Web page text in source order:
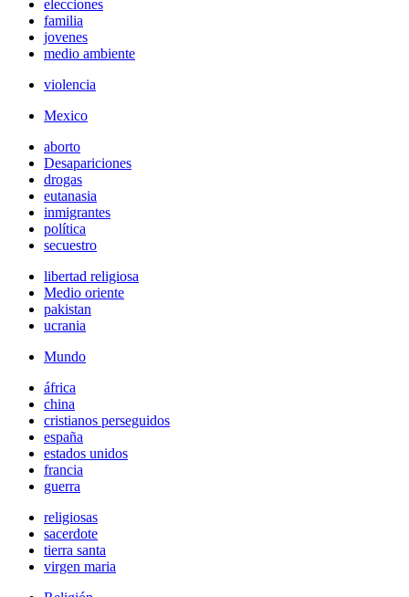
elecciones
familia
jovenes
medio ambiente
violencia
Mexico
aborto
Desapariciones
drogas
eutanasia
inmigrantes
política
secuestro
libertad religiosa
Medio oriente
pakistan
ucrania
Mundo
áfrica
china
cristianos perseguidos
españa
estados unidos
francia
guerra
religiosas
sacerdote
tierra santa
virgen maria